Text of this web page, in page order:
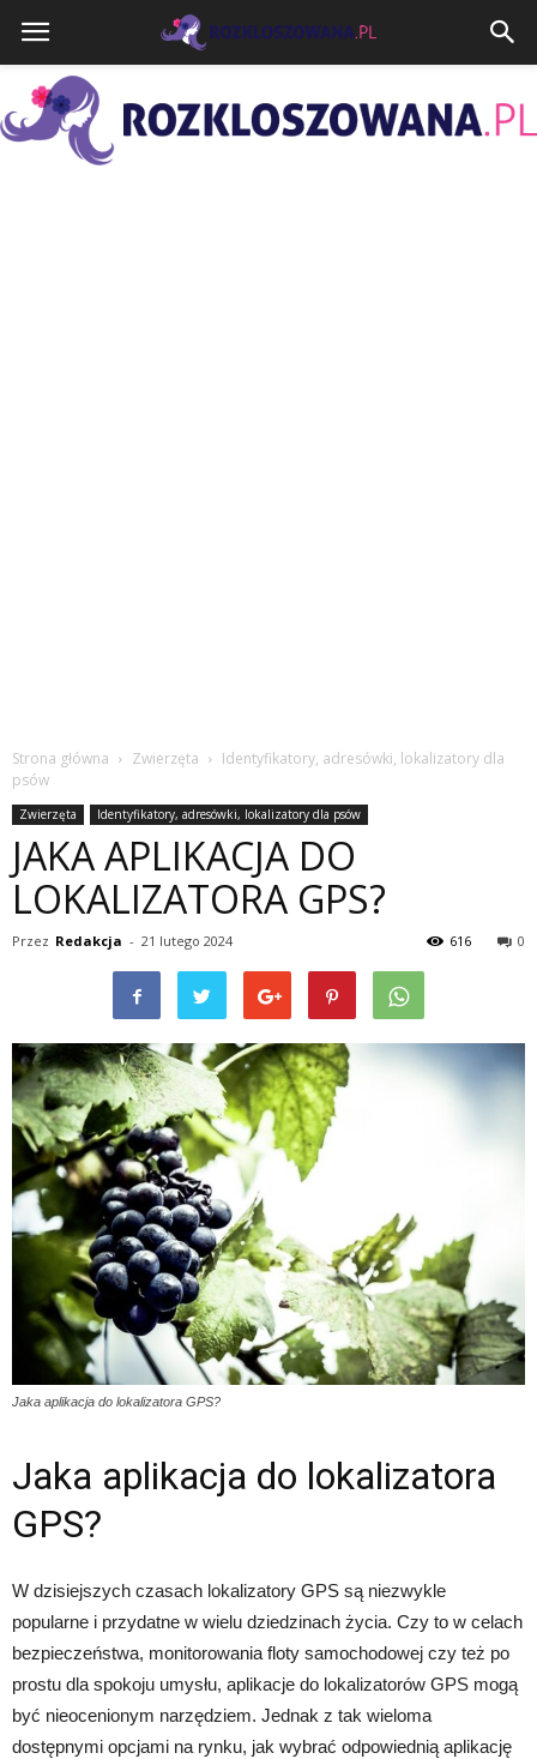
Strona główna Zwierzęta
Identyfikatory, adresówki, lokalizatory dla
psów
Zwierzęta Identyfikatory, adresówki, lokalizatory dla psów
JAKA APLIKACJA DO
LOKALIZATORA GPS?
Przez Redakcja - 21 lutego 2024 0
616
Jaka aplikacja do lokalizatora GPS?
Jaka aplikacja do lokalizatora
GPS?
W dzisiejszych czasach lokalizatory GPS są niezwykle
popularne i przydatne w wielu dziedzinach życia. Czy to w celach
bezpieczeństwa, monitorowania floty samochodowej czy też po
prostu dla spokoju umysłu, aplikacje do lokalizatorów GPS mogą
być nieocenionym narzędziem. Jednak z tak wieloma
dostępnymi opcjami na rynku, jak wybrać odpowiednią aplikację